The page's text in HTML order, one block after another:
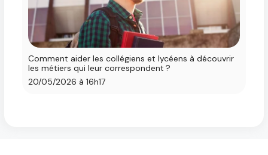
Comment aider les collégiens et lycéens à découvrir
les métiers qui leur correspondent ?
20/05/2026 à 16h17